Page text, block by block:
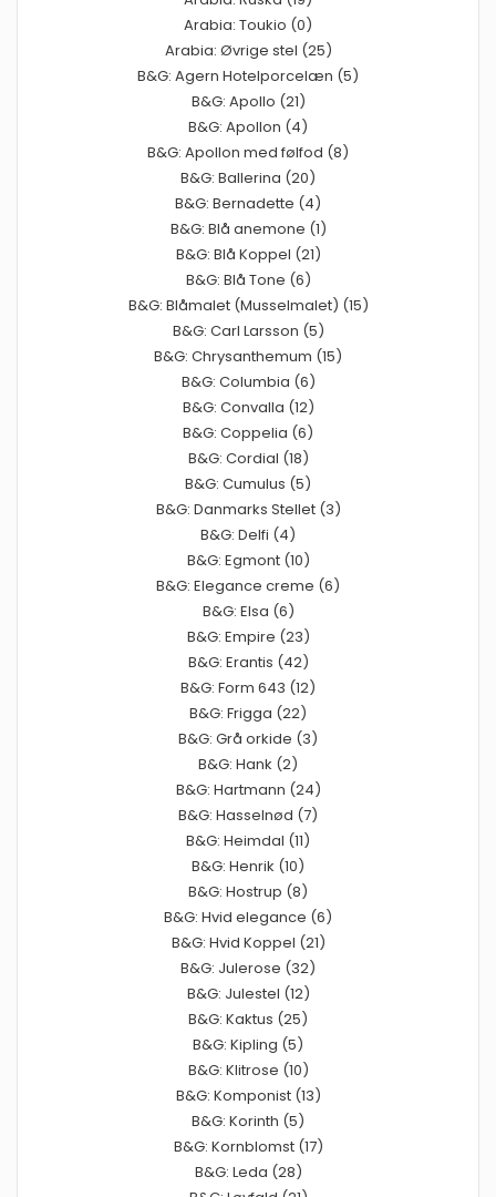
Arabia: Toukio (0)
Arabia: Øvrige stel (25)
B&G: Agern Hotelporcelæn (5)
B&G: Apollo (21)
B&G: Apollon (4)
B&G: Apollon med følfod (8)
B&G: Ballerina (20)
B&G: Bernadette (4)
B&G: Blå anemone (1)
B&G: Blå Koppel (21)
B&G: Blå Tone (6)
B&G: Blåmalet (Musselmalet) (15)
B&G: Carl Larsson (5)
B&G: Chrysanthemum (15)
B&G: Columbia (6)
B&G: Convalla (12)
B&G: Coppelia (6)
B&G: Cordial (18)
B&G: Cumulus (5)
B&G: Danmarks Stellet (3)
B&G: Delfi (4)
B&G: Egmont (10)
B&G: Elegance creme (6)
B&G: Elsa (6)
B&G: Empire (23)
B&G: Erantis (42)
B&G: Form 643 (12)
B&G: Frigga (22)
B&G: Grå orkide (3)
B&G: Hank (2)
B&G: Hartmann (24)
B&G: Hasselnød (7)
B&G: Heimdal (11)
B&G: Henrik (10)
B&G: Hostrup (8)
B&G: Hvid elegance (6)
B&G: Hvid Koppel (21)
B&G: Julerose (32)
B&G: Julestel (12)
B&G: Kaktus (25)
B&G: Kipling (5)
B&G: Klitrose (10)
B&G: Komponist (13)
B&G: Korinth (5)
B&G: Kornblomst (17)
B&G: Leda (28)